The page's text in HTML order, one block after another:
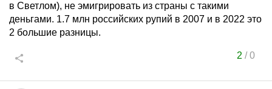
в Светлом), не эмигрировать из страны с такими
деньгами. 1.7 млн российских рупий в 2007 и в 2022 это
2 большие разницы.
2 /0